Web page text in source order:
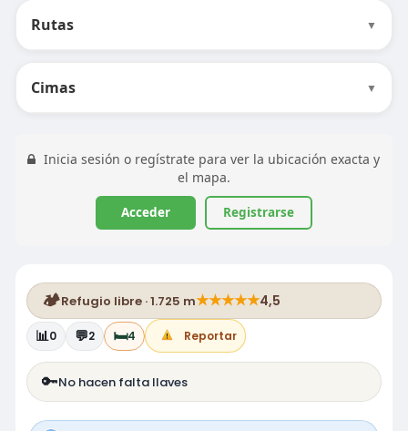
Rutas ▼
Cimas ▼
Inicia sesión o regístrate para ver la ubicación exacta y
el mapa.
Acceder Registrarse
🏕️Refugio libre · 1.725 m★★★★★4,5
📊0 💬2 🛏️4 Reportar
🔑No hacen falta llaves